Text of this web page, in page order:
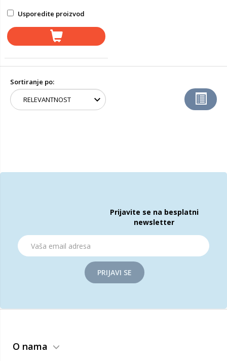
Usporedite proizvod
Sortiranje po:
Prijavite se na besplatni
newsletter
PRIJAVI SE
O nama